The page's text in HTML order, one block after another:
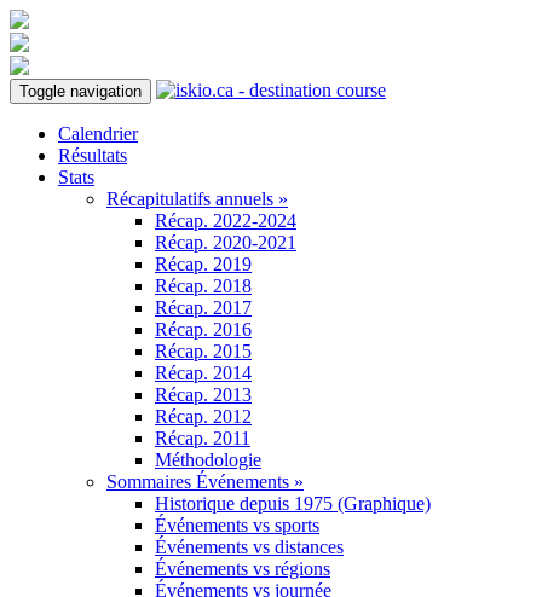
Toggle navigation
Calendrier
Résultats
Stats
Récapitulatifs annuels »
Récap. 2022-2024
Récap. 2020-2021
Récap. 2019
Récap. 2018
Récap. 2017
Récap. 2016
Récap. 2015
Récap. 2014
Récap. 2013
Récap. 2012
Récap. 2011
Méthodologie
Sommaires Événements »
Historique depuis 1975 (Graphique)
Événements vs sports
Événements vs distances
Événements vs régions
Événements vs journée